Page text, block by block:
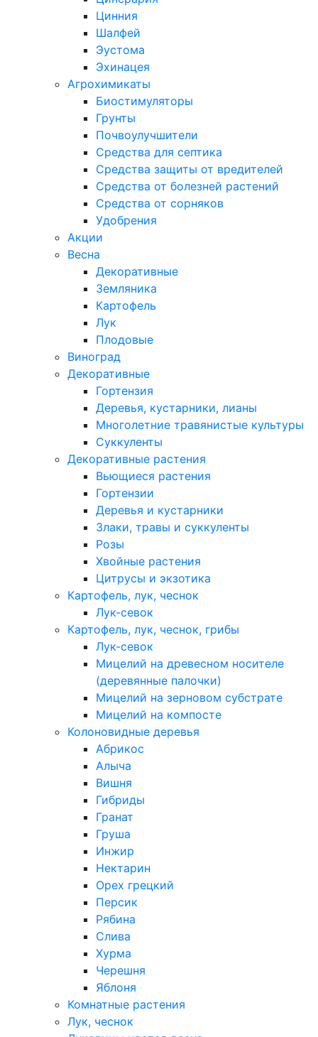
Цинния
Шалфей
Эустома
Эхинацея
Агрохимикаты
Биостимуляторы
Грунты
Почвоулучшители
Средства для септика
Средства защиты от вредителей
Средства от болезней растений
Средства от сорняков
Удобрения
Акции
Весна
Декоративные
Земляника
Картофель
Лук
Плодовые
Виноград
Декоративные
Гортензия
Деревья, кустарники, лианы
Многолетние травянистые культуры
Суккуленты
Декоративные растения
Вьющиеся растения
Гортензии
Деревья и кустарники
Злаки, травы и суккуленты
Розы
Хвойные растения
Цитрусы и экзотика
Картофель, лук, чеснок
Лук-севок
Картофель, лук, чеснок, грибы
Лук-севок
Мицелий на древесном носителе
(деревянные палочки)
Мицелий на зерновом субстрате
Мицелий на компосте
Колоновидные деревья
Абрикос
Алыча
Вишня
Гибриды
Гранат
Груша
Инжир
Нектарин
Орех грецкий
Персик
Рябина
Слива
Хурма
Черешня
Яблоня
Комнатные растения
Лук, чеснок